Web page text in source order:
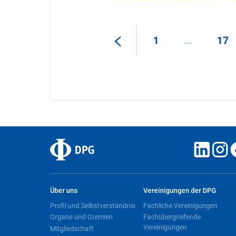
1 ... 17
Über uns
Profil und Selbstverständnis
Organe und Gremien
Mitgliedschaft
Vereinigungen der DPG
Fachliche Vereinigungen
Fachübergreifende
Vereinigungen